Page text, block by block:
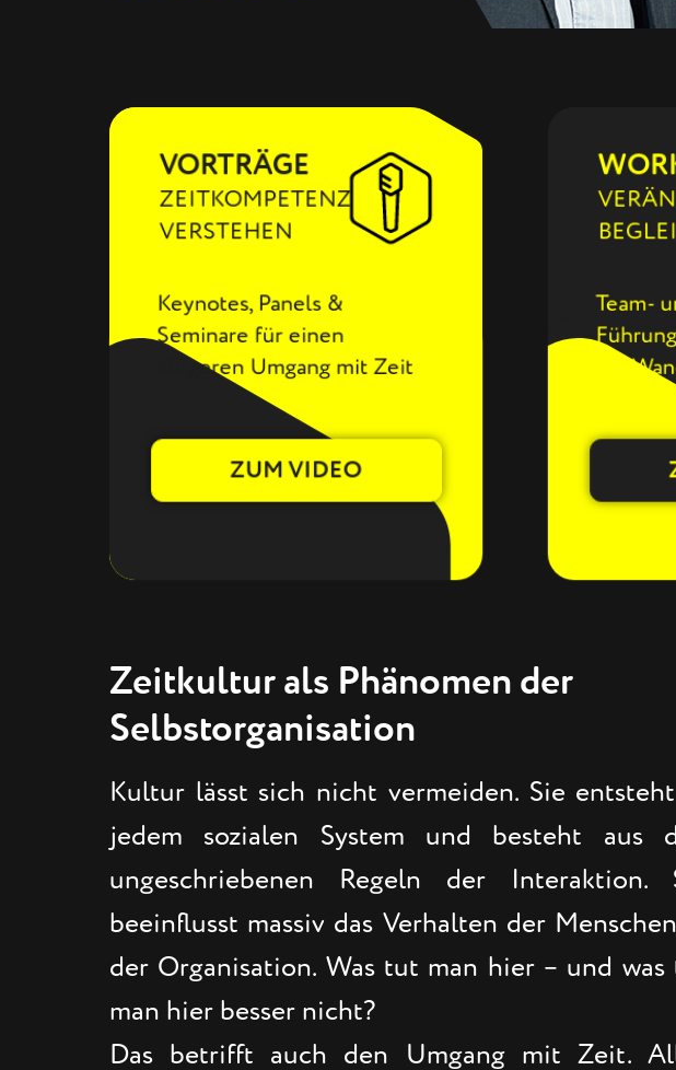
VORTRÄGE
ZEITKOMPETENZ
VERSTEHEN
Keynotes, Panels &
Seminare für einen
klügeren Umgang mit Zeit
ZUM VIDEO
Team-
um
Zeitkultur als Phänomen der
Selbstorganisation
Kultur lässt sich nicht vermeiden. Sie
jedem sozialen System und besteht aus
ungeschriebenen Regeln der Interaktion.
beeinflusst massiv das Verhalten der
der Organisation. Was tut man hier – und
man hier besser nicht?
Das betrifft auch den Umgang mit Zeit.